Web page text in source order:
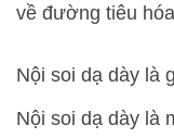
về đường tiêu
Nội soi dạ dày là
Nội soi dạ dày là